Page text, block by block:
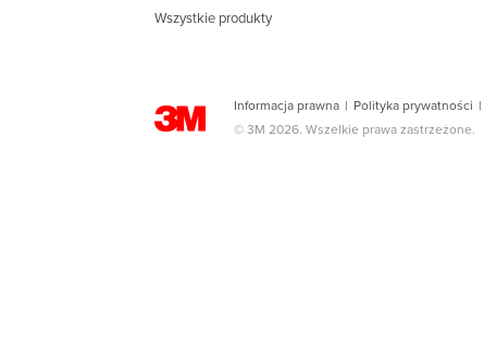
Wszystkie produkty
Informacja prawna | Polityka prywatności |
© 3M 2026. Wszelkie prawa zastrzeżone.